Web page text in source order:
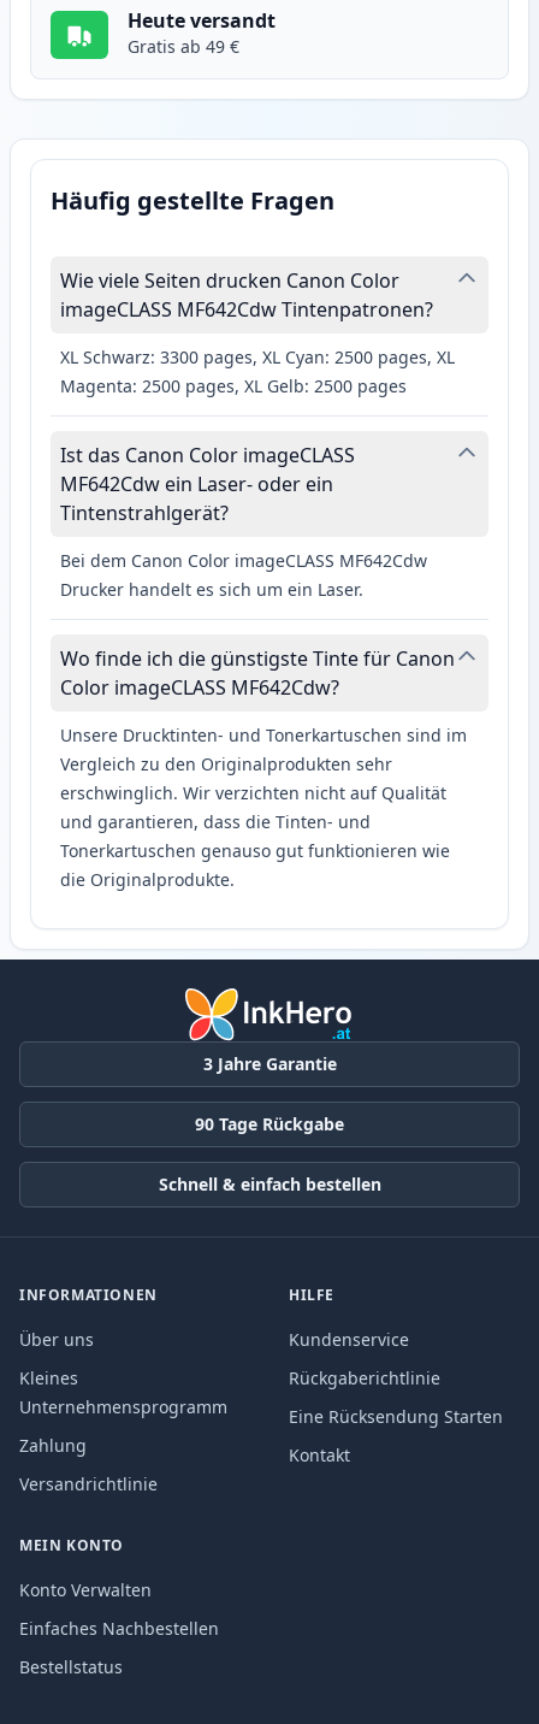
Heute versandt
Gratis ab 49 €
Häufig gestellte Fragen
Wie viele Seiten drucken Canon Color
imageCLASS MF642Cdw Tintenpatronen?
XL Schwarz: 3300 pages, XL Cyan: 2500 pages, XL
Magenta: 2500 pages, XL Gelb: 2500 pages
Ist das Canon Color imageCLASS
MF642Cdw ein Laser- oder ein
Tintenstrahlgerät?
Bei dem Canon Color imageCLASS MF642Cdw
Drucker handelt es sich um ein Laser.
Wo finde ich die günstigste Tinte für Canon
Color imageCLASS MF642Cdw?
Unsere Drucktinten- und Tonerkartuschen sind im
Vergleich zu den Originalprodukten sehr
erschwinglich. Wir verzichten nicht auf Qualität
und garantieren, dass die Tinten- und
Tonerkartuschen genauso gut funktionieren wie
die Originalprodukte.
3 Jahre Garantie
90 Tage Rückgabe
Schnell & einfach bestellen
INFORMATIONEN
Über uns
Kleines
Unternehmensprogramm
Zahlung
Versandrichtlinie
HILFE
Kundenservice
Rückgaberichtlinie
Eine Rücksendung Starten
Kontakt
MEIN KONTO
Konto Verwalten
Einfaches Nachbestellen
Bestellstatus